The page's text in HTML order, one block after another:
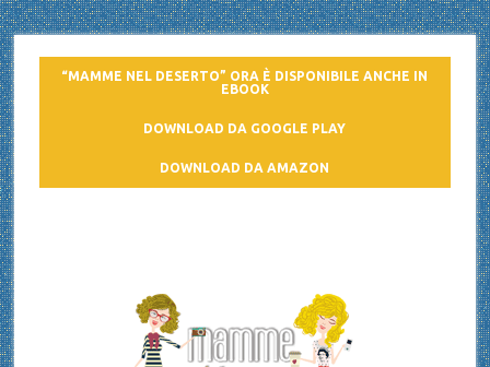
“MAMME NEL DESERTO” ORA È DISPONIBILE ANCHE IN
EBOOK
DOWNLOAD DA GOOGLE PLAY
DOWNLOAD DA AMAZON